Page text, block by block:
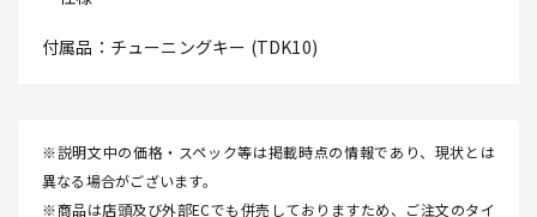
付属品：チューニングキー (TDK10)
※説明文中の価格・スペック等は掲載時点の情報であり、現状とは
異なる場合がございます。
※商品は店頭及び外部ECでも併売しておりますため、ご注文のタイ